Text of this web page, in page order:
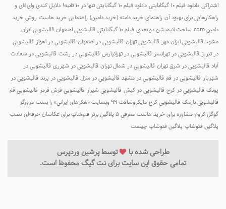
اشتراکی دانلود فیلم ۱۰ گیگابایتی دانلود فیلم ۱۰ گیگابایتی تنها در ۱۰ ثانیه!
دلایل کندی وای‌فای و
راهکارهایی برای بهبود آن راهنمای خرید دامنه (خرید دامین) راهنمایی خرید هاست روش خرید
دامین com
ساخت انیمیشن دو بعدی فیلم ۱۰ گیگابایتی قالیشویی اصفهان قالیشویی ایران
مشهد قالیشویی ایران مهر قالیشویی تهران قالیشویی در اصفهان قالیشویی در اهواز قالیشویی
در تبریز قالیشویی در تهرانسر قالیشویی در تهرانپارس قالیشویی در رشت قالیشویی در سعادت
قالیشویی در شرق تهران قالیشویی در شمال تهران قالیشویی در شهرری قالیشویی در
شهریار قالیشویی در قم قالیشویی در مشهد قالیشویی در منزل قالیشویی در پرند قالیشویی در
پونک قالیشویی در کرج قالیشویی در کیش قالیشویی شیراز قالیشویی فرش قرمز قالیشویی قم
قالیشویی نارمک قالیشویی کرج مایکروسافت ۹۹ وبسایت «هکرهای ایرانی» را بست
مرورگر
گوگل کروم مشاوره برای خرید هاست معرفی 5 پلاگین برتر فتوشاپ برای عکاسان حرفه‌ای
نصب
پلاگین فتوشاپ پلاگین فتوشاپ چیست
طراحی شده با توسطپرشین وردپرس
تمامی حقوق این سایت برای نت گیگ محفوظ است.